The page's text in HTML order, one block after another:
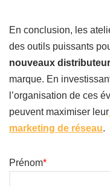
En conclusion, les
des outils puissants
nouveaux
marque. En
l’organisation de ces
peuvent maximiser leur
marketing de réseau.
Prénom*